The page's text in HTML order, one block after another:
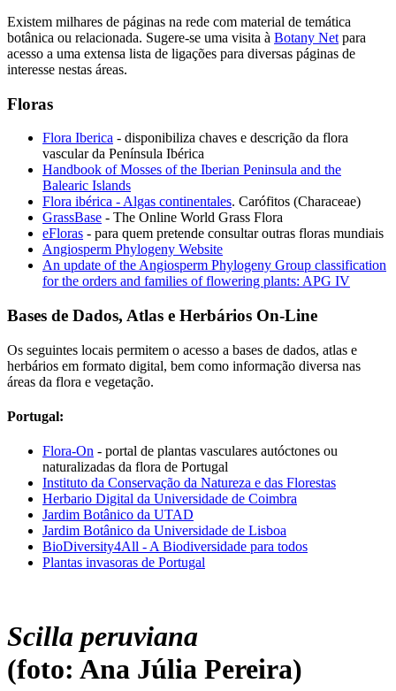
Existem milhares de páginas na rede com material de temática
botânica ou relacionada. Sugere-se uma visita à Botany Net para
acesso a uma extensa lista de ligações para diversas páginas de
interesse nestas áreas.
Floras
Flora Iberica - disponibiliza chaves e descrição da flora
vascular da Península Ibérica
Handbook of Mosses of the Iberian Peninsula and the
Balearic Islands
Flora ibérica - Algas continentales. Carófitos (Characeae)
GrassBase - The Online World Grass Flora
eFloras - para quem pretende consultar outras floras mundiais
Angiosperm Phylogeny Website
An update of the Angiosperm Phylogeny Group classification
for the orders and families of flowering plants: APG IV
Bases de Dados, Atlas e Herbários On-Line
Os seguintes locais permitem o acesso a bases de dados, atlas e
herbários em formato digital, bem como informação diversa nas
áreas da flora e vegetação.
Portugal:
Flora-On - portal de plantas vasculares autóctones ou
naturalizadas da flora de Portugal
Instituto da Conservação da Natureza e das Florestas
Herbario Digital da Universidade de Coimbra
Jardim Botânico da UTAD
Jardim Botânico da Universidade de Lisboa
BioDiversity4All - A Biodiversidade para todos
Plantas invasoras de Portugal
Scilla peruviana
(foto: Ana Júlia Pereira)